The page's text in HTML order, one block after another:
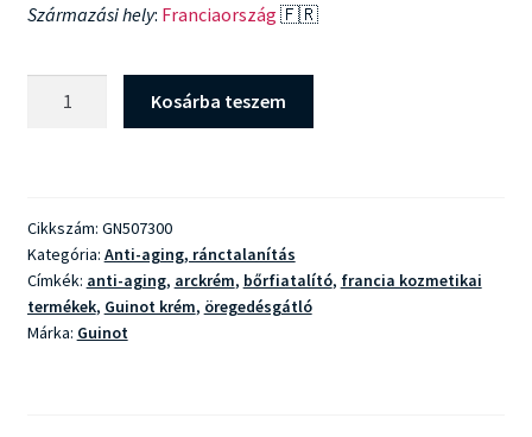
Származási hely: Franciaország 🇫🇷
Kosárba teszem
Cikkszám: GN507300
Kategória: Anti-aging, ránctalanítás
Címkék: anti-aging, arckrém, bőrfiatalító, francia kozmetikai
termékek, Guinot krém, öregedésgátló
Márka: Guinot